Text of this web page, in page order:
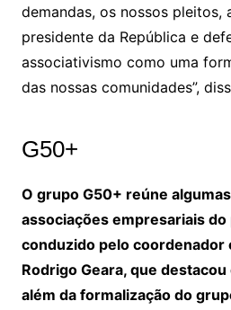
demandas, os nossos pleitos,
presidente da República e
associativismo como uma
das nossas comunidades”,
G50+
O grupo G50+ reúne
associações empresariais
conduzido pelo coordenador
Rodrigo Geara, que
além da formalização do